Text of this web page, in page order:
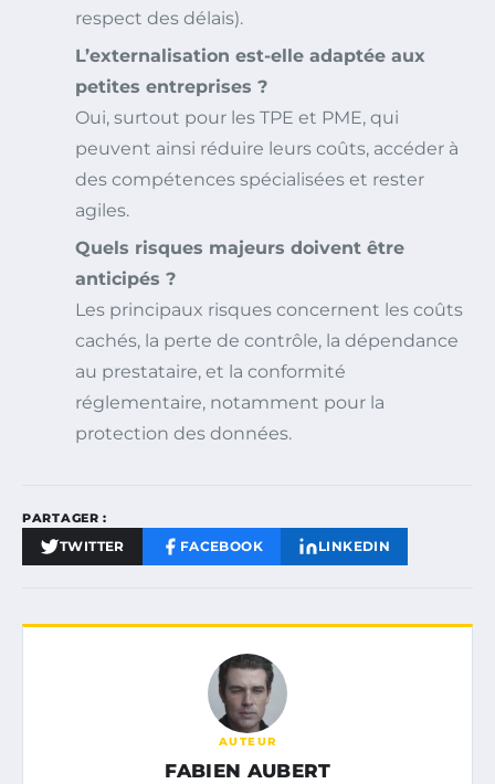
respect des délais).
L’externalisation est-elle adaptée aux
petites entreprises ?
Oui, surtout pour les TPE et PME, qui
peuvent ainsi réduire leurs coûts, accéder à
des compétences spécialisées et rester
agiles.
Quels risques majeurs doivent être
anticipés ?
Les principaux risques concernent les coûts
cachés, la perte de contrôle, la dépendance
au prestataire, et la conformité
réglementaire, notamment pour la
protection des données.
PARTAGER :
TWITTER FACEBOOK LINKEDIN
AUTEUR
FABIEN AUBERT